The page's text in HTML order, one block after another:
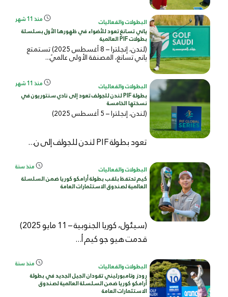
البطولات والفعاليات منذ 11 شهر
ياني تسانغ تعود للأضواء في ظهورها الأول بسلسلة
بطولات PIF العالمية
(لندن، إنجلترا – 8 أغسطس 2025) تستمتع
ياني تسانغ، المصنفة الأولى عالميً...
البطولات والفعاليات منذ 11 شهر
بطولة PIF لندن للجولف تعود إلى نادي سنتوريون في
نسختها الخامسة
(لندن، إنجلترا – 5 أغسطس 2025)
تعود بطولة PIF لندن للجولف إلى ن...
البطولات والفعاليات منذ سنة
كيم تحتفظ بلقب بطولة أرامكو كوريا ضمن السلسلة
العالمية لصندوق الاستثمارات العامة
(سيئول، كوريا الجنوبية – 11 مايو 2025)
قدمت هيو جو كيم أ...
البطولات والفعاليات منذ سنة
رودز وتامبورليني تقودان الجيل الجديد في بطولة
أرامكو كوريا ضمن السلسلة العالمية لصندوق
الاستثمارات العامة